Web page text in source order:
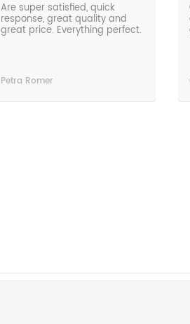
Are super satisfied, quick
response, great quality and
great price. Everything perfect.
Petra Romer